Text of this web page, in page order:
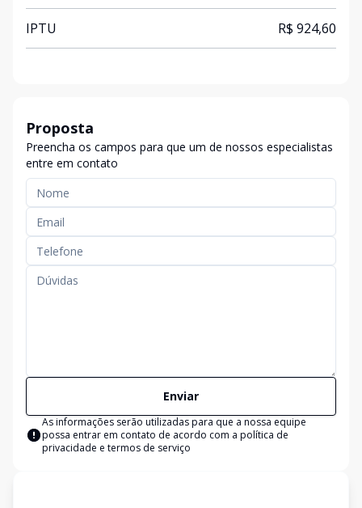
IPTU R$ 924,60
Proposta
Preencha os campos para que um de nossos especialistas
entre em contato
Enviar
As informações serão utilizadas para que a nossa equipe
possa entrar em contato de acordo com a política de
privacidade e termos de serviço